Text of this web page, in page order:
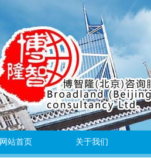
网站首页 关于我们